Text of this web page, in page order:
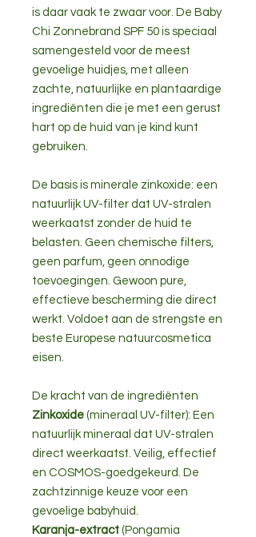
is daar vaak te zwaar voor. De Baby
Chi Zonnebrand SPF 50 is speciaal
samengesteld voor de meest
gevoelige huidjes, met alleen
zachte, natuurlijke en plantaardige
ingrediënten die je met een gerust
hart op de huid van je kind kunt
gebruiken.
De basis is minerale zinkoxide: een
natuurlijk UV-filter dat UV-stralen
weerkaatst zonder de huid te
belasten. Geen chemische filters,
geen parfum, geen onnodige
toevoegingen. Gewoon pure,
effectieve bescherming die direct
werkt. Voldoet aan de strengste en
beste Europese natuurcosmetica
eisen.
De kracht van de ingrediënten
Zinkoxide (mineraal UV-filter): Een
natuurlijk mineraal dat UV-stralen
direct weerkaatst. Veilig, effectief
en COSMOS-goedgekeurd. De
zachtzinnige keuze voor een
gevoelige babyhuid.
Karanja-extract (Pongamia